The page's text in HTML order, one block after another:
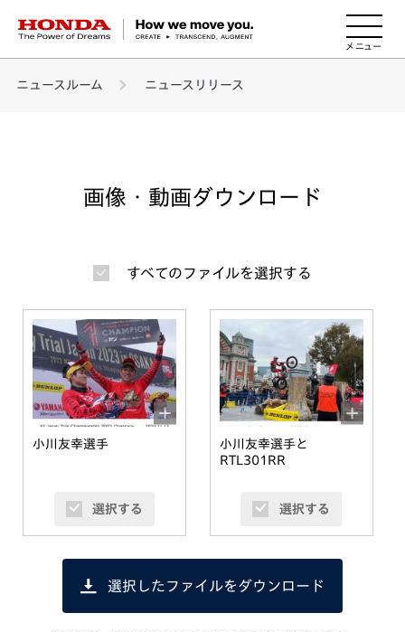
HONDA The Power of Dreams
ニュースルーム ニュースリリース
画像・動画ダウンロード
すべてのファイルを選択する
小川友幸選手
選択する
小川友幸選手と
RTL301RR
選択する
選択したファイルをダウンロード